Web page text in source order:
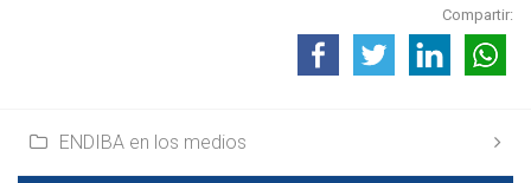
Compartir:
ENDIBA en los medios